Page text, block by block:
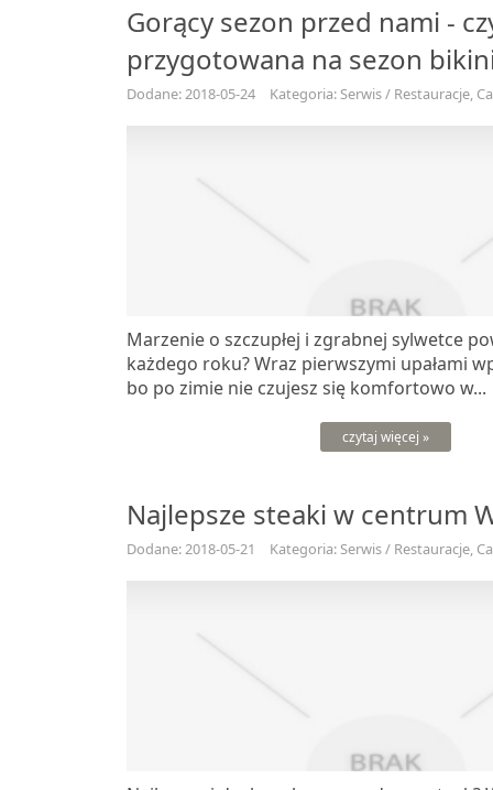
Gorący sezon przed nami -
przygotowana na sezon
Dodane: 2018-05-24 Kategoria: Serwis / Restauracje,
Marzenie o szczupłej i zgrabnej sylwetce
każdego roku? Wraz pierwszymi upałami
bo po zimie nie czujesz się komfortowo w...
czytaj więcej »
Najlepsze steaki w centrum
Dodane: 2018-05-21 Kategoria: Serwis / Restauracje,